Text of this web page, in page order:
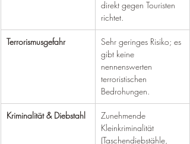
direkt gegen Touristen
richtet.
Terrorismusgefahr
Sehr geringes Risiko; es
gibt keine
nennenswerten
terroristischen
Bedrohungen.
Kriminalität & Diebstahl
Zunehmende
Kleinkriminalität
(Taschendiebstähle,